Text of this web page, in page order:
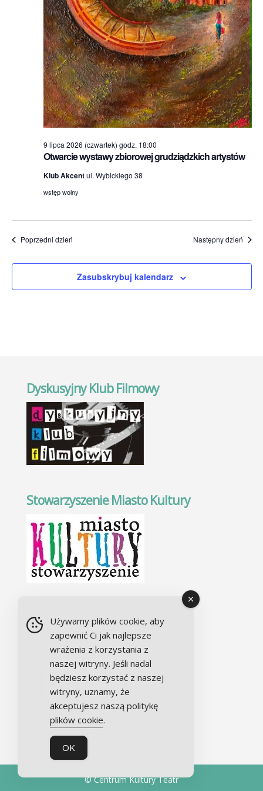
Otwarcie wystawy zbiorowej grudziądzkich artystów
9 lipca 2026 (czwartek) godz. 18:00
Klub Akcentul. Wybickiego 38
wstęp wolny
Poprzedni dzień Następny dzień
Zasubskrybuj kalendarz
Dyskusyjny Klub Filmowy
Stowarzyszenie Miasto Kultury
Chór Alla camera
© Centrum Kultury Teatr
Używamy plików cookie, aby
zapewnić Ci jak najlepsze
wrażenia z korzystania z
naszej witryny. Jeśli nadal
będziesz korzystać z naszej
witryny, uznamy, że
akceptujesz naszą politykę
plików cookie.
OK